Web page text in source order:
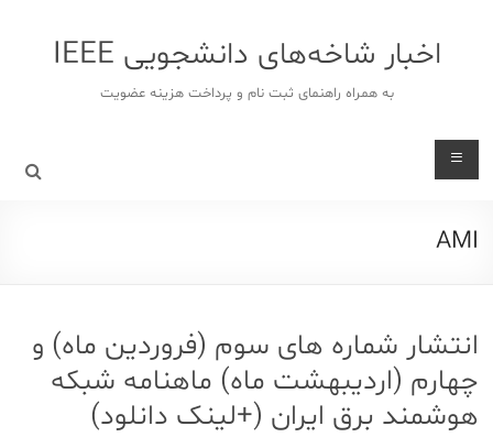
اخبار شاخه‌های دانشجویی IEEE
به همراه راهنمای ثبت نام و پرداخت هزینه عضویت
AMI
انتشار شماره های سوم (فروردین ماه) و
چهارم (اردیبهشت ماه) ماهنامه شبکه
هوشمند برق ایران (+لینک دانلود)